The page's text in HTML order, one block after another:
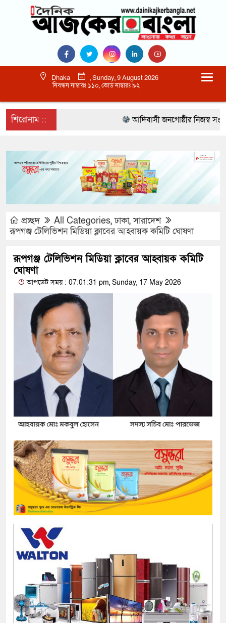
Dhaka
, Sunday, 9 August 2026
নিবন্ধন নাম্বারঃ ১১০, কোড নাম্বারঃ ৯২
শিরোনাম :: আদিবাসী জনগোষ্ঠীর নিজস্ব
প্রচ্ছদ All Categories,ঢাকা,সারাদেশ
রূপগঞ্জ টেলিভিশন মিডিয়া ক্লাবের আহ্বায়ক কমিটি ঘোষণা
রূপগঞ্জ টেলিভিশন মিডিয়া ক্লাবের আহ্বায়ক কমিটি
ঘোষণা
আপডেট সময় : 07:01:31 pm, Sunday, 17 May 2026